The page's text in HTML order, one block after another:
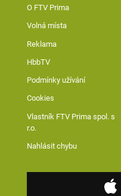
O FTV Prima
Volná místa
Reklama
HbbTV
Podmínky užívání
Cookies
Vlastník FTV Prima spol. s
r.o.
Nahlásit chybu